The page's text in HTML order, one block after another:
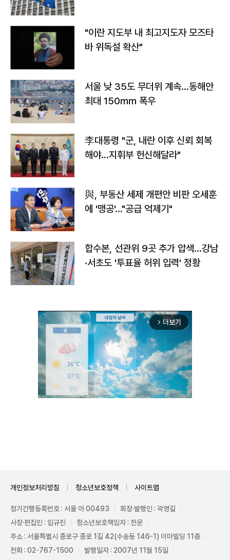
"이란 지도부 내 최고지도자 모즈타
바 위독설 확산"
서울 낮 35도 무더위 계속…동해안
최대 150㎜ 폭우
李대통령 "군, 내란 이후 신뢰 회복
해야…지휘부 헌신해달라"
與, 부동산 세제 개편안 비판 오세훈
에 '맹공'…"공급 억제기"
합수본, 선관위 9곳 추가 압색…강남
·서초도 '투표율 허위 입력' 정황
arrow_forward_ios 더보기
개인정보처리방침 청소년보호정책 사이트맵
정기간행등록번호 : 서울 아 00493
회장·발행인 : 곽영길
사장·편집인 : 임규진
청소년보호책임자 : 전운
주소 : 서울특별시 종로구 종로 1길 42(수송동 146-1) 이마빌딩 11층
전화 : 02-767-1500
발행일자 : 2007년 11월 15일